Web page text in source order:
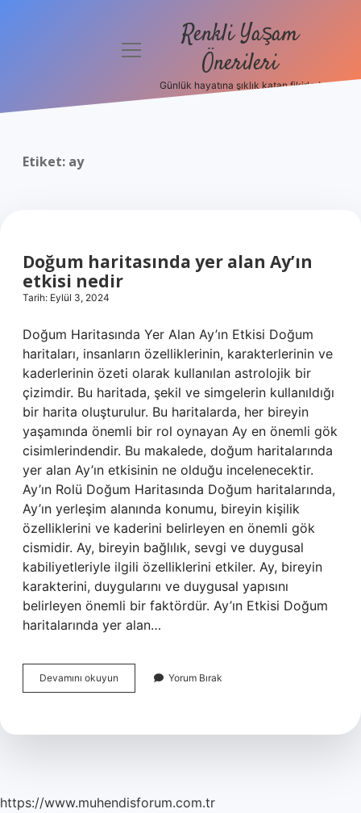
Politikası
menüyü
Renkli Yaşam
Önerileri
Günlük hayatına şıklık katan fikirler!
Etiket: ay
Doğum haritasında yer alan Ay’ın
etkisi nedir
Tarih: Eylül 3, 2024
Doğum Haritasında Yer Alan Ay’ın Etkisi Doğum
haritaları, insanların özelliklerinin, karakterlerinin ve
kaderlerinin özeti olarak kullanılan astrolojik bir
çizimdir. Bu haritada, şekil ve simgelerin kullanıldığı
bir harita oluşturulur. Bu haritalarda, her bireyin
yaşamında önemli bir rol oynayan Ay en önemli gök
cisimlerindendir. Bu makalede, doğum haritalarında
yer alan Ay’ın etkisinin ne olduğu incelenecektir.
Ay’ın Rolü Doğum Haritasında Doğum haritalarında,
Ay’ın yerleşim alanında konumu, bireyin kişilik
özelliklerini ve kaderini belirleyen en önemli gök
cismidir. Ay, bireyin bağlılık, sevgi ve duygusal
kabiliyetleriyle ilgili özelliklerini etkiler. Ay, bireyin
karakterini, duygularını ve duygusal yapısını
belirleyen önemli bir faktördür. Ay’ın Etkisi Doğum
haritalarında yer alan…
Devamını okuyun
haritasında
Ay’ın
Yorum Bırak
https://www.muhendisforum.com.tr